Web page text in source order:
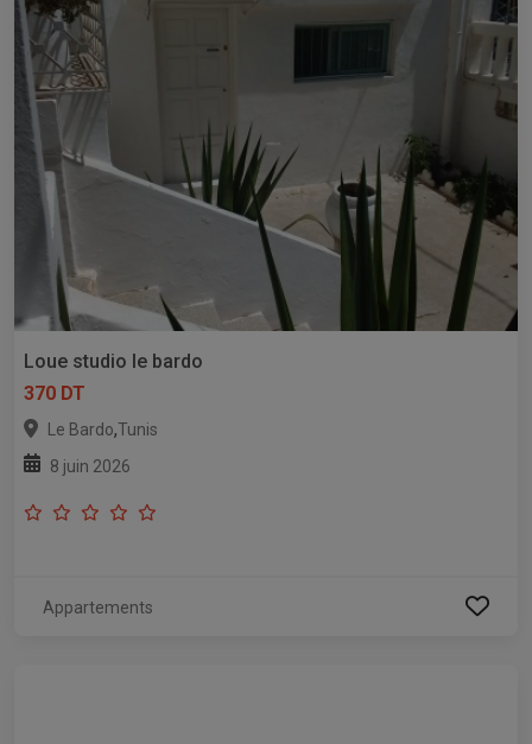
Loue studio le bardo
370 DT
Le Bardo,Tunis
8 juin 2026
Appartements